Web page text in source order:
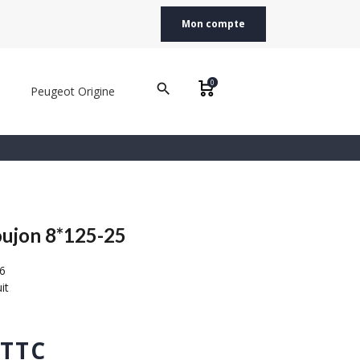
Mon compte
Peugeot Origine search 0
8*125-25